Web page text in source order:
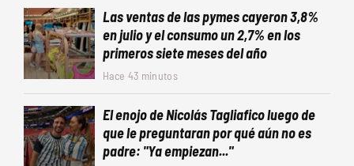
Las ventas de las pymes cayeron 3,8%
en julio y el consumo un 2,7% en los
primeros siete meses del año
Hace 43 minutos
El enojo de Nicolás Tagliafico luego de
que le preguntaran por qué aún no es
padre: "Ya empiezan..."